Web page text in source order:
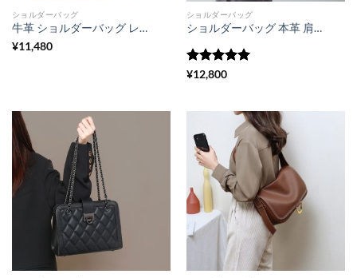
ショルダーバッグ
牛革 ショルダーバッグ レディース 斜 めがけ バッグ おしゃれ 普段 使い バッグ ポシェット 人気 カジュアル
¥11,480
ショルダーバッグ
ショルダーバッグ 本革 肩掛け カバン 通勤 バッグ レディース 30代 40代 マザーズ バッグ ショルダー
5段階中
¥12,800